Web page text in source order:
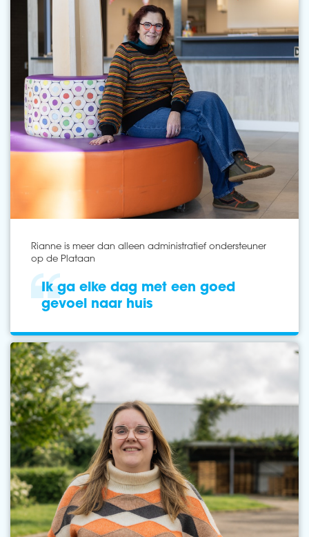
Rianne is meer dan alleen administratief ondersteuner
op de Plataan
Ik ga elke dag met een goed
gevoel naar huis